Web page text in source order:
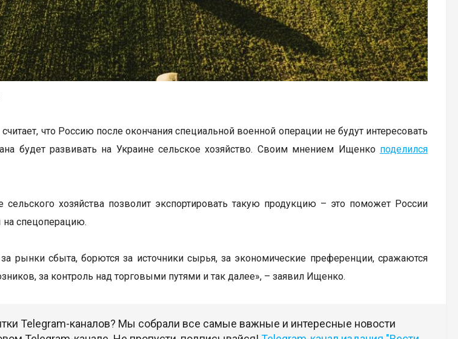
что Россию после окончания специальной военной операции не будут интересовать
будет развивать на Украине сельское хозяйство. Своим мнением Ищенко поделился
сельского хозяйства позволит экспортировать такую продукцию – это поможет России
на спецоперацию.
рынки сбыта, борются за источники сырья, за экономические преференции, сражаются
за контроль над торговыми путями и так далее», – заявил Ищенко.
Telegram-каналов? Мы собрали все самые важные и интересные новости